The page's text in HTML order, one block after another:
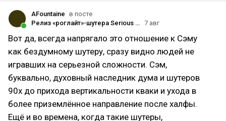
AFountaine в посте
Релиз «роглайт»-шутера Serious Sam: Shatterverse состоится 31 августа — трейлер 7 авг
Вот да, всегда напрягало это отношение к Сэму
как бездумному шутеру, сразу видно людей не
игравших на серьезной сложности. Сэм,
буквально, духовный наследник дума и шутеров
90х до прихода вертикальности кваки и ухода в
более приземлённое направление после халфы.
Ещё и во времена, когда такие шутеры,